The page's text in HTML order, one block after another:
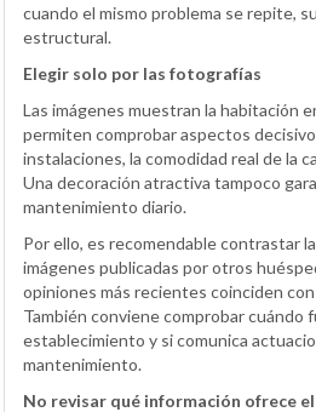
cuando el mismo problema se repite,
estructural.
Elegir solo por las fotografías
Las imágenes muestran la habitación
permiten comprobar aspectos
instalaciones, la comodidad real de la
Una decoración atractiva tampoco
mantenimiento diario.
Por ello, es recomendable contrastar
imágenes publicadas por otros
opiniones más recientes coinciden
También conviene comprobar cuándo
establecimiento y si comunica
mantenimiento.
No revisar qué información ofrece